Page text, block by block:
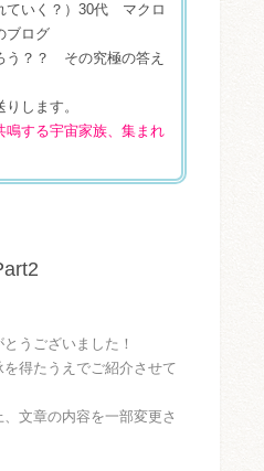
ていく？）30代 マクロ
ログ
う？？ その究極の答え
りします。
鳴する宇宙家族、集まれ
うございました！
得たうえでご紹介させて
文章の内容を一部変更さ